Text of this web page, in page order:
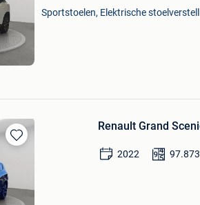
Mijn
Favorieten
Sportstoelen, Elektrische
Bewaren
in
Mijn
Favorieten
Renault Grand
2022 97.873